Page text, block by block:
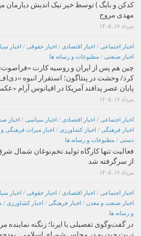
کدکن و بایگ ) توسط خیر نیک اندیش دیارمان
مهدی مروج
مرداد ۱۷, ۱۴۰۵
اخبار اجتماعی / اخبار اقتصادی / اخبار حقوقی / اخبار
اخبار صنعتی / مطبوعات و رسانه ها
چین هم پس از ایران و روسیه کارت
پایان عصر پدافند آمریکا در اقیانوس آرام
مرداد ۱۷, ۱۴۰۵
اخبار اجتماعی / اخبار اقتصادی / اخبار سیاسی / اخبار
اخبار فرهنگی / اخبار کشاورزی / اخبار میراث فرهنگی و
دستی / مطبوعات و رسانه ها
فعالیت تنها کارگاه تولید تخم‌نوغان شمال
از سرگرفته شد
مرداد ۱۷, ۱۴۰۵
اخبار اجتماعی / اخبار اقتصادی / اخبار حقوقی / اخبار
اخبار صنعت و معدن / اخبار فرهنگی / اخبار کشاورزی /
و رسانه ها
در گفت‌وگوی تفصیلی با ایرنا؛ زنگنه نماینده